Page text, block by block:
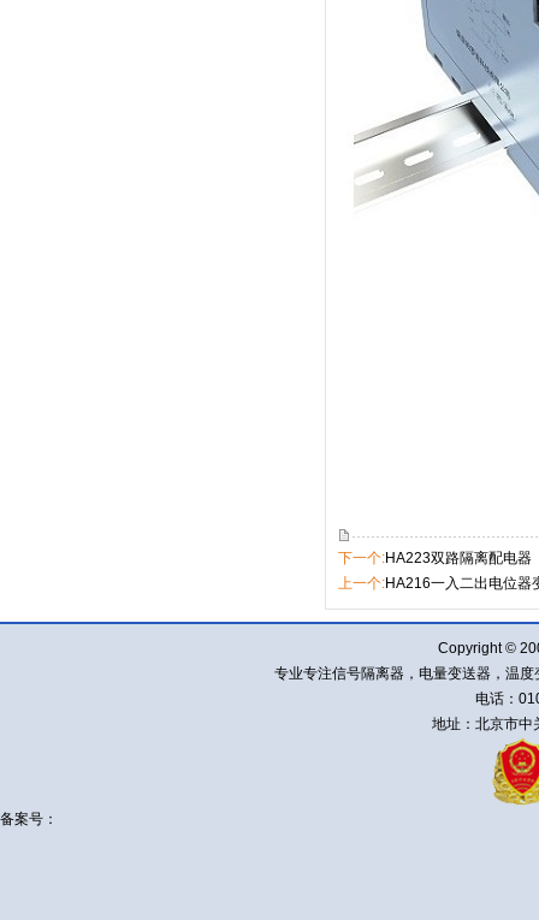
下一个:HA223双路隔离配电器
上一个:HA216一入二出电位器
Copyright ©
专业专注信号隔离器，电量变送器，温
电话：
地址：北京市中
备案号：